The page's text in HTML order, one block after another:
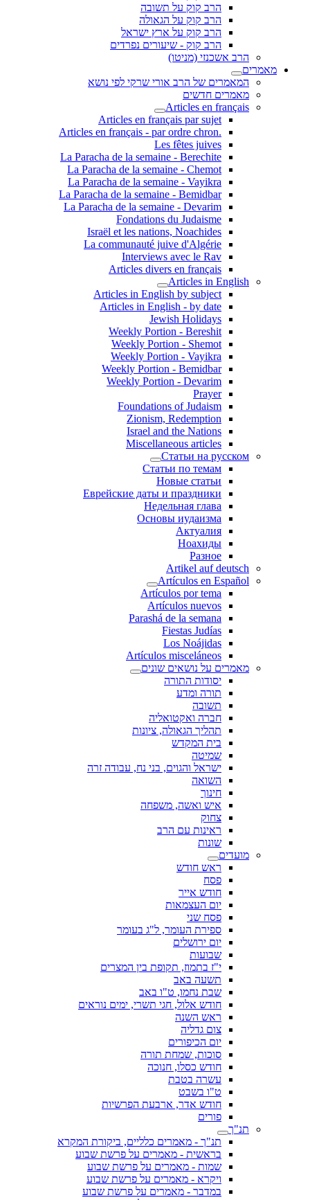
הרב קוק על תשובה
הרב קוק על הגאולה
הרב קוק על ארץ ישראל
הרב קוק - שיעורים נפרדים
הרב אשכנזי (מניטו)
מאמרים
המאמרים של הרב אורי שרקי לפי נושא
מאמרים חדשים
Articles en français
Articles en français par sujet
.Articles en français - par ordre chron
Les fêtes juives
La Paracha de la semaine - Berechite
La Paracha de la semaine - Chemot
La Paracha de la semaine - Vayikra
La Paracha de la semaine - Bemidbar
La Paracha de la semaine - Devarim
Fondations du Judaisme
Israël et les nations, Noachides
La communauté juive d'Algérie
Interviews avec le Rav
Articles divers en français
Articles in English
Articles in English by subject
Articles in English - by date
Jewish Holidays
Weekly Portion - Bereshit
Weekly Portion - Shemot
Weekly Portion - Vayikra
Weekly Portion - Bemidbar
Weekly Portion - Devarim
Prayer
Foundations of Judaism
Zionism, Redemption
Israel and the Nations
Miscellaneous articles
Статьи на русском
Статьи по темам
Новые статьи
Еврейские даты и праздники
Недельная глава
Основы иудаизма
Актуалия
Ноахиды
Разное
Artikel auf deutsch
Artículos en Español
Artículos por tema
Artículos nuevos
Parashá de la semana
Fiestas Judías
Los Noájidas
Artículos misceláneos
מאמרים על נושאים שונים
יסודות התורה
תורה ומדע
תשובה
חברה ואקטואליה
תהליך הגאולה, ציונות
בית המקדש
שמיטה
ישראל והגוים, בני נח, עבודה זרה
השואה
חינוך
איש ואשה, משפחה
צחוק
ראינות עם הרב
שונות
מועדים
ראש חודש
פסח
חודש אייר
יום העצמאות
פסח שני
ספירת העומר, ל"ג בעומר
יום ירושלים
שבועות
י"ז בתמוז, תקופת בין המצרים
תשעה באב
שבת נחמו, ט"ו באב
חודש אלול, חגי תשרי, ימים נוראים
ראש השנה
צום גדליה
יום הכיפורים
סוכות, שמחת תורה
חודש כסלו, חנוכה
עשרה בטבת
ט"ו בשבט
חודש אדר, ארבעת הפרשיות
פורים
תנ"ך
תנ"ך - מאמרים כלליים, ביקורת המקרא
בראשית - מאמרים על פרשת שבוע
שמות - מאמרים על פרשת שבוע
ויקרא - מאמרים על פרשת שבוע
במדבר - מאמרים על פרשת שבוע